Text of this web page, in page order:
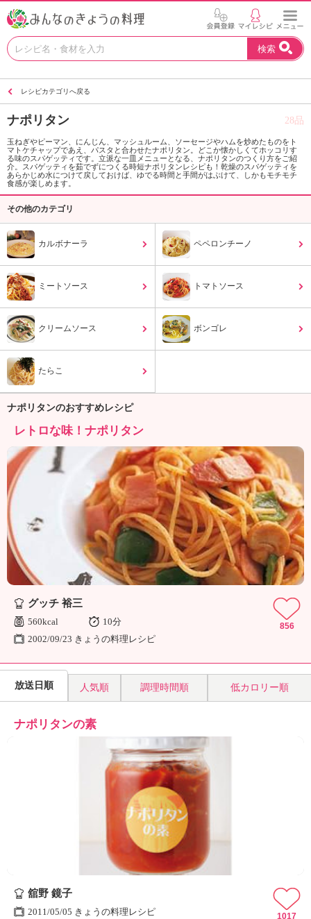
お
い
を
見
つ
け
よ
。
K
エ
ケ
ョ
ん
な
の
ょ
う
の
料
理
」
検索
レシピカテゴリへ戻る
ナポリタン 28品
玉ねぎやピーマン、にんじん、マッシュルーム、ソーセージやハムを炒めたものをト
マトケチャップであえ、パスタと合わせたナポリタン。どこか懐かしくてホッコリす
る味のスパゲッティです。立派な一皿メニューとなる、ナポリタンのつくり方をご紹
介。スパゲッティを茹でずにつくる時短ナポリタンレシピも！乾燥のスパゲッティを
あらかじめ水につけて戻しておけば、ゆでる時間と手間がはぶけて、しかもモチモチ
食感が楽しめます。
その他のカテゴリ
カルボナーラ ペペロンチーノ
ミートソース トマトソース
クリームソース ボンゴレ
たらこ
ナポリタンのおすすめレシピ
レトロな味！ナポリタン
グッチ 裕三
560kcal
10分
2002/09/23 きょうの料理レシピ
856
放送日順 人気順 調理時間順 低カロリー順
ナポリタンの素
舘野 鏡子
2011/05/05 きょうの料理レシピ 1017